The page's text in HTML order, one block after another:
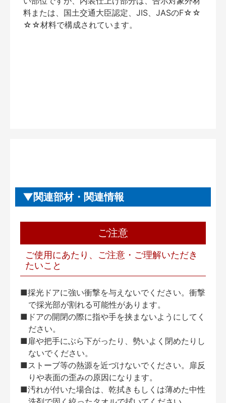
料または、国土交通大臣認定、JIS、JASのF☆☆
☆☆材料で構成されています。
関連部材・関連情報
ご注意
ご使用にあたり、ご注意・ご理解いただき
たいこと
■採光ドアに強い衝撃を与えないでください。衝撃
で採光部が割れる可能性があります。
■ドアの開閉の際に指や手を挟まないようにしてく
ださい。
■扉や把手にぶら下がったり、勢いよく閉めたりし
ないでください。
■ストーブ等の熱源を近づけないでください。扉反
りや表面の歪みの原因になります。
■汚れが付いた場合は、乾拭きもしくは薄めた中性